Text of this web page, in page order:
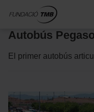
Saltar al contenido
al
Autobús
El primer autobús